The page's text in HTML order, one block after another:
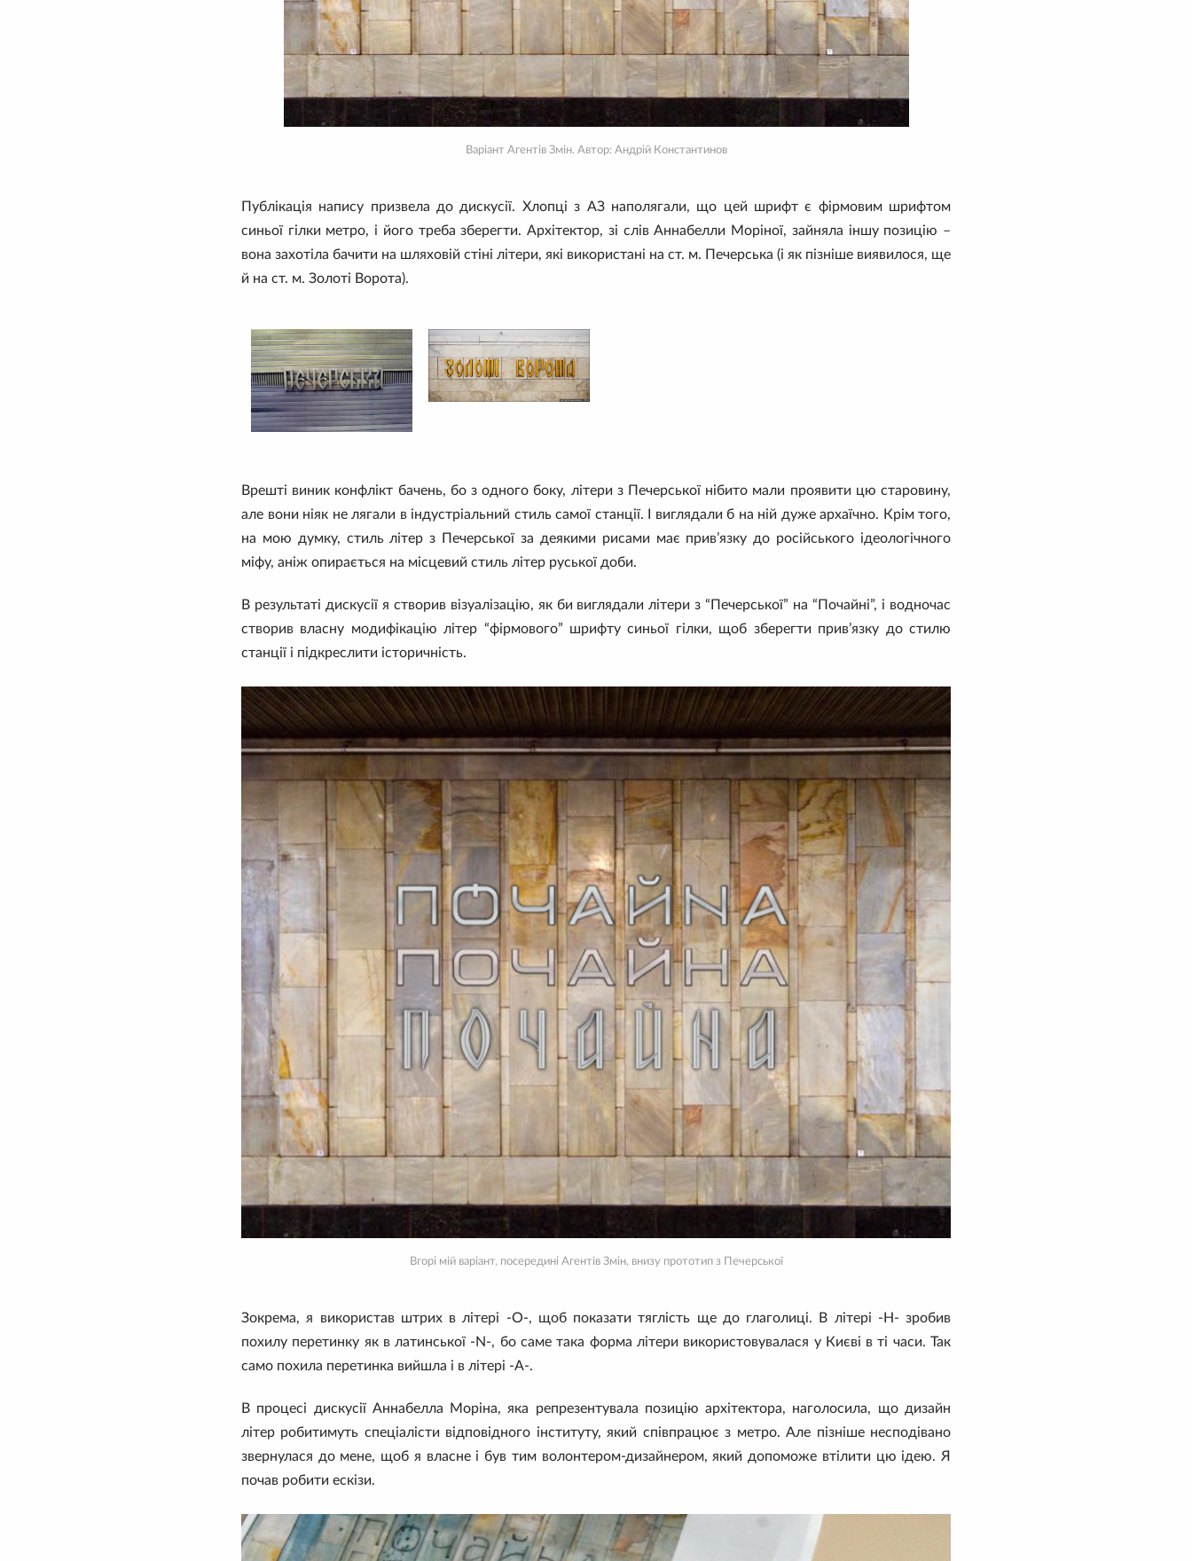
Варіант Агентів Змін. Автор: Андрій Константинов
Публікація напису призвела до дискусії. Хлопці з АЗ наполягали, що цей шрифт є фірмовим шрифтом
синьої гілки метро, і його треба зберегти. Архітектор, зі слів Аннабелли Моріної, зайняла іншу позицію –
вона захотіла бачити на шляховій стіні літери, які використані на ст. м. Печерська (і як пізніше виявилося, ще
й на ст. м. Золоті Ворота).
Врешті виник конфлікт бачень, бо з одного боку, літери з Печерської нібито мали проявити цю старовину,
але вони ніяк не лягали в індустріальний стиль самої станції. І виглядали б на ній дуже архаїчно. Крім того,
на мою думку, стиль літер з Печерської за деякими рисами має прив’язку до російського ідеологічного
міфу, аніж опирається на місцевий стиль літер руської доби.
В результаті дискусії я створив візуалізацію, як би виглядали літери з “Печерської” на “Почайні”, і водночас
створив власну модифікацію літер “фірмового” шрифту синьої гілки, щоб зберегти прив’язку до стилю
станції і підкреслити історичність.
Вгорі мій варіант, посередині Агентів Змін, внизу прототип з Печерської
Зокрема, я використав штрих в літері -О-, щоб показати тяглість ще до глаголиці. В літері -Н- зробив
похилу перетинку як в латинської -N-, бо саме така форма літери використовувалася у Києві в ті часи. Так
само похила перетинка вийшла і в літері -А-.
В процесі дискусії Аннабелла Моріна, яка репрезентувала позицію архітектора, наголосила, що дизайн
літер робитимуть спеціалісти відповідного інституту, який співпрацює з метро. Але пізніше несподівано
звернулася до мене, щоб я власне і був тим волонтером-дизайнером, який допоможе втілити цю ідею. Я
почав робити ескізи.